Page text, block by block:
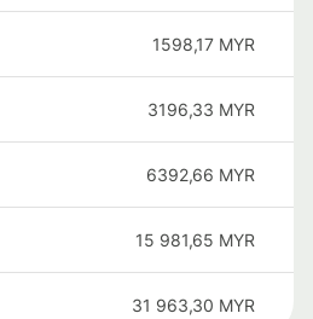
1598,17 MYR
3196,33 MYR
6392,66 MYR
15 981,65 MYR
31 963,30 MYR